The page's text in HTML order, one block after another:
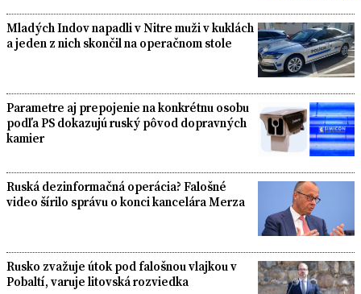
Mladých Indov napadli v Nitre muži v kuklách
a jeden z nich skončil na operačnom stole
Parametre aj prepojenie na konkrétnu osobu
podľa PS dokazujú ruský pôvod dopravných
kamier
Ruská dezinformačná operácia? Falošné
video šírilo správu o konci kancelára Merza
Rusko zvažuje útok pod falošnou vlajkou v
Pobaltí, varuje litovská rozviedka